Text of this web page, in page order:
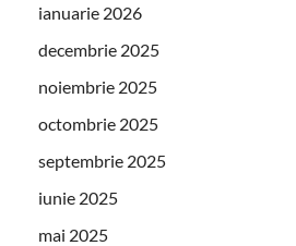
ianuarie 2026
decembrie 2025
noiembrie 2025
octombrie 2025
septembrie 2025
iunie 2025
mai 2025